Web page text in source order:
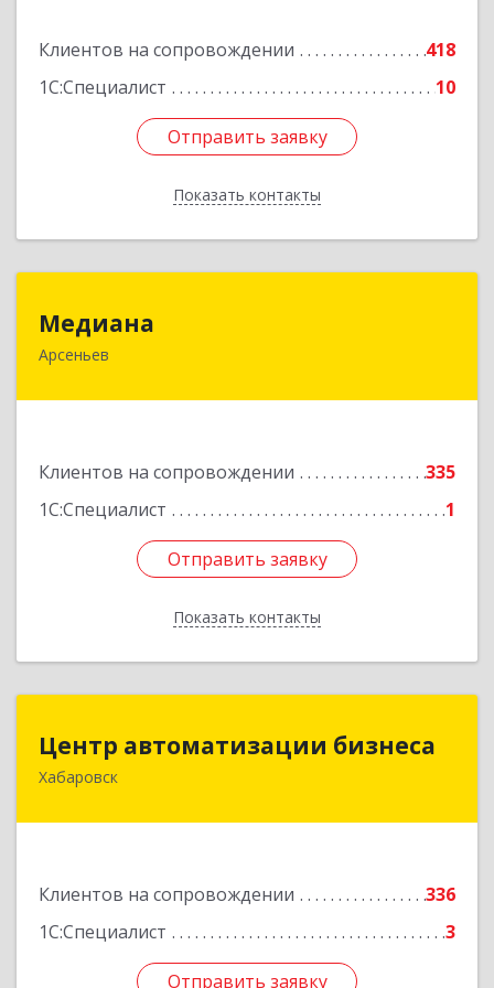
Клиентов на сопровождении
418
1С:Специалист
10
Отправить заявку
Показать контакты
Отправить заявку
Назад
Медиана
Арсеньев
Клиентов на сопровождении
335
1С:Специалист
1
Отправить заявку
Показать контакты
Отправить заявку
Назад
Центр автоматизации бизнеса
Хабаровск
Клиентов на сопровождении
336
1С:Специалист
3
Отправить заявку
Центр автоматизации бизнеса
680030, Хабаровский край, Хабаровск г, Ленина
Отправить заявку